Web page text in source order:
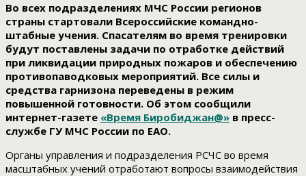
Во всех подразделениях МЧС России регионов
страны стартовали Всероссийские командно-
штабные учения. Спасателям во время тренировки
будут поставлены задачи по отработке действий
при ликвидации природных пожаров и обеспечению
противопаводковых мероприятий. Все силы и
средства гарнизона переведены в режим
повышенной готовности. Об этом сообщили
интернет-газете «Время Биробиджан@» в пресс-
службе ГУ МЧС России по ЕАО.
Органы управления и подразделения РСЧС во время
масштабных учений отработают вопросы взаимодействия